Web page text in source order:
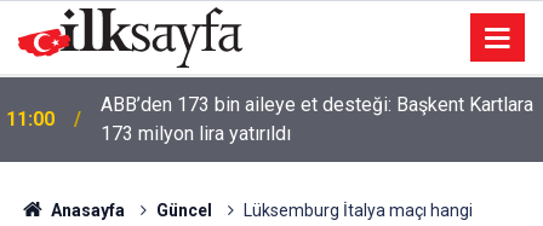
10:41
Süper Lig’de fikstür netleşti! İşte 2 ve 3. haftadaki
dev karşılaşmalar
Anasayfa Güncel
Lüksemburg İtalya maçı hangi